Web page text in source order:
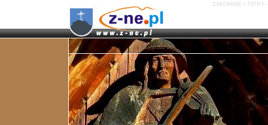
ZAKOPANE I TATRY